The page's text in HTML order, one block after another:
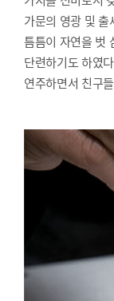
가문의 영광 및
틈틈이 자연을 벗
단련하기도 하였
연주하면서 친구